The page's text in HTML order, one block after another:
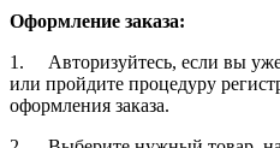
Оформление заказа:
1. Авторизуйтесь, если вы уже
или пройдите процедуру
оформления заказа.